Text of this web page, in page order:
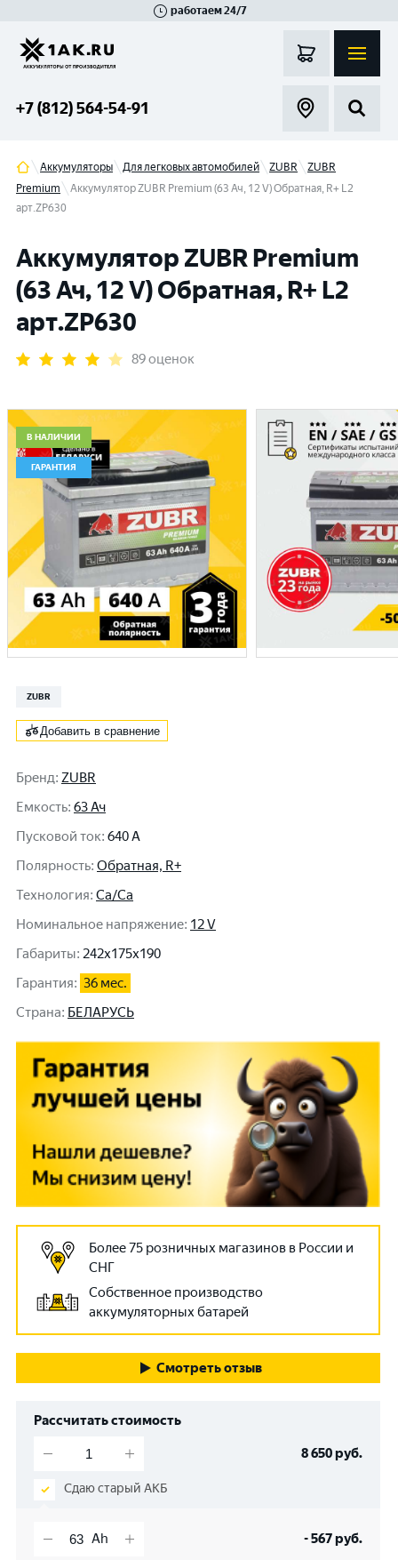
работаем 24/7
+7 (812) 564-54-91
Аккумуляторы Для легковых автомобилей ZUBR
ZUBR
Premium
Аккумулятор ZUBR Premium (63 Ач, 12 V) Обратная, R+ L2
арт.ZP630
Аккумулятор ZUBR Premium
(63 Ач, 12 V) Обратная, R+ L2
арт.ZP630
89 оценок
В НАЛИЧИИ
ГАРАНТИЯ
ZUBR
Добавить в сравнение
Бренд: ZUBR
Емкость: 63 Ач
Пусковой ток: 640 A
Полярность: Обратная, R+
Технология: Ca/Ca
Номинальное напряжение: 12 V
Габариты: 242x175x190
Гарантия: 36 мес.
Cтрана: БЕЛАРУСЬ
Более 75 розничных магазинов в России и
СНГ
Собственное производство
аккумуляторных батарей
Смотреть отзыв
Рассчитать стоимость
8 650руб.
Сдаю старый АКБ
-567руб.
Гатчина